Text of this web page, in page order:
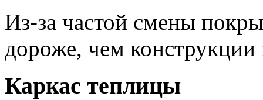
Из-за частой смены
дороже, чем конструкции
Каркас теплицы